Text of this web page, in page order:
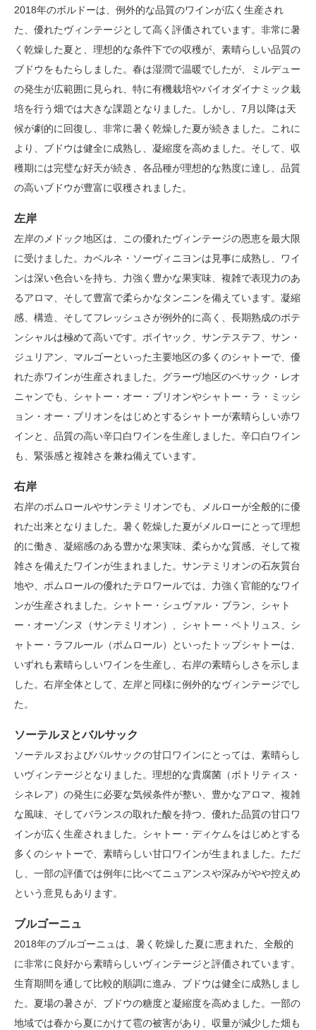
2018年のボルドーは、例外的な品質のワインが広く生産され
た、優れたヴィンテージとして高く評価されています。非常に暑
く乾燥した夏と、理想的な条件下での収穫が、素晴らしい品質の
ブドウをもたらしました。春は湿潤で温暖でしたが、ミルデュー
の発生が広範囲に見られ、特に有機栽培やバイオダイナミック栽
培を行う畑では大きな課題となりました。しかし、7月以降は天
候が劇的に回復し、非常に暑く乾燥した夏が続きました。これに
より、ブドウは健全に成熟し、凝縮度を高めました。そして、収
穫期には完璧な好天が続き、各品種が理想的な熟度に達し、品質
の高いブドウが豊富に収穫されました。
左岸
左岸のメドック地区は、この優れたヴィンテージの恩恵を最大限
に受けました。カベルネ・ソーヴィニヨンは見事に成熟し、ワイ
ンは深い色合いを持ち、力強く豊かな果実味、複雑で表現力のあ
るアロマ、そして豊富で柔らかなタンニンを備えています。凝縮
感、構造、そしてフレッシュさが例外的に高く、長期熟成のポテ
ンシャルは極めて高いです。ポイヤック、サンテステフ、サン・
ジュリアン、マルゴーといった主要地区の多くのシャトーで、優
れた赤ワインが生産されました。グラーヴ地区のペサック・レオ
ニャンでも、シャトー・オー・ブリオンやシャトー・ラ・ミッシ
ョン・オー・ブリオンをはじめとするシャトーが素晴らしい赤ワ
インと、品質の高い辛口白ワインを生産しました。辛口白ワイン
も、緊張感と複雑さを兼ね備えています。
右岸
右岸のポムロールやサンテミリオンでも、メルローが全般的に優
れた出来となりました。暑く乾燥した夏がメルローにとって理想
的に働き、凝縮感のある豊かな果実味、柔らかな質感、そして複
雑さを備えたワインが生まれました。サンテミリオンの石灰質台
地や、ポムロールの優れたテロワールでは、力強く官能的なワイ
ンが生産されました。シャトー・シュヴァル・ブラン、シャト
ー・オーゾンヌ（サンテミリオン）、シャトー・ペトリュス、シ
ャトー・ラフルール（ポムロール）といったトップシャトーは、
いずれも素晴らしいワインを生産し、右岸の素晴らしさを示しま
した。右岸全体として、左岸と同様に例外的なヴィンテージでし
た。
ソーテルヌとバルサック
ソーテルヌおよびバルサックの甘口ワインにとっては、素晴らし
いヴィンテージとなりました。理想的な貴腐菌（ボトリティス・
シネレア）の発生に必要な気候条件が整い、豊かなアロマ、複雑
な風味、そしてバランスの取れた酸を持つ、優れた品質の甘口ワ
インが広く生産されました。シャトー・ディケムをはじめとする
多くのシャトーで、素晴らしい甘口ワインが生まれました。ただ
し、一部の評価では例年に比べてニュアンスや深みがやや控えめ
という意見もあります。
ブルゴーニュ
2018年のブルゴーニュは、暑く乾燥した夏に恵まれた、全般的
に非常に良好から素晴らしいヴィンテージと評価されています。
生育期間を通して比較的順調に進み、ブドウは健全に成熟しまし
た。夏場の暑さが、ブドウの糖度と凝縮度を高めました。一部の
地域では春から夏にかけて雹の被害があり、収量が減少した畑も